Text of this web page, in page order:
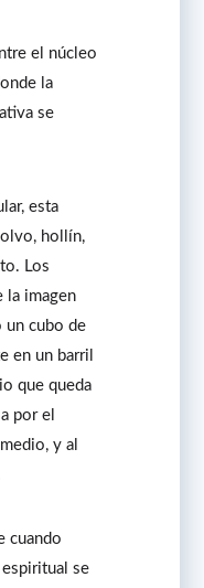
el núcleo
la
se
esta
hollín,
Los
la imagen
un cubo de
en un barril
que queda
por el
y al
cuando
se